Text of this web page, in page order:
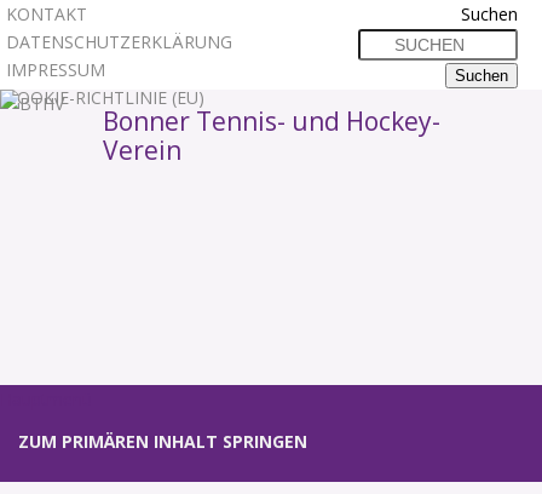
KONTAKT
DATENSCHUTZERKLÄRUNG
IMPRESSUM
COOKIE-RICHTLINIE (EU)
Suchen
Bonner Tennis- und Hockey-
Verein
1 2 3
ZUM PRIMÄREN INHALT SPRINGEN